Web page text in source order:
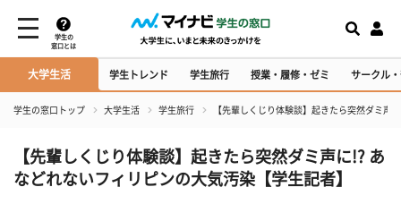
学生の
窓口とは
大学生活 学生トレンド 学生旅行 授業・履修・ゼミ サークル
学生の窓口トップ 大学生活 学生旅行 【先輩しくじり体験談】起きたら突然ダミ声
【先輩しくじり体験談】起きたら突然ダミ声に!? あ
などれないフィリピンの大気汚染【学生記者】